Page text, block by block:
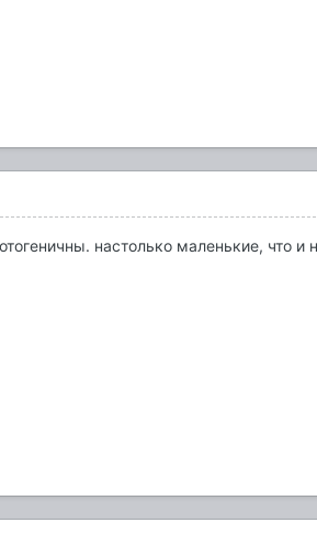
настолько маленькие, что и